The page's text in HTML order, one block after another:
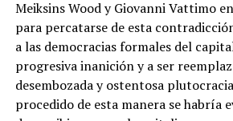
Meiksins Wood y Giovanni Vattimo
para percatarse de esta
a las democracias formales del
progresiva inanición y a ser
desembozada y ostentosa
procedido de esta manera se habría